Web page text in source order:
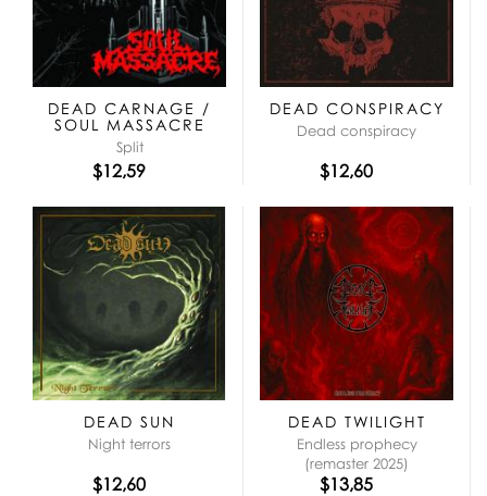
tant
que:
DEAD CARNAGE /
SOUL MASSACRE
Split
$12,59
DEAD CONSPIRACY
Dead conspiracy
$12,60
DEAD SUN
Night terrors
$12,60
DEAD TWILIGHT
Endless prophecy
(remaster 2025)
$13,85